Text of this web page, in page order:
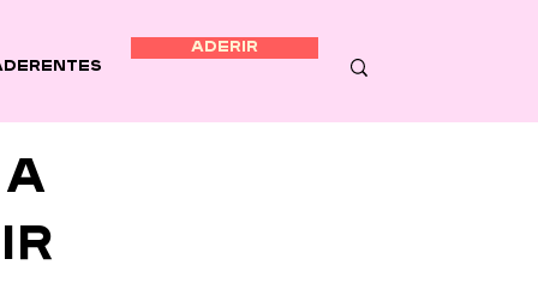
ADERIR